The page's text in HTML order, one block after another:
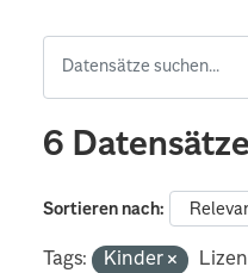
6
Sortieren nach
Tags: Kinder